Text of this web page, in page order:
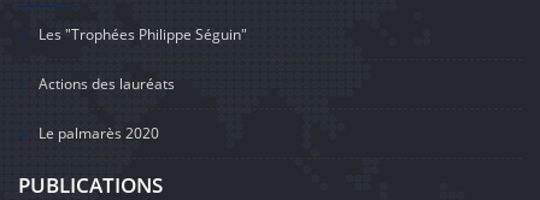
Les "Trophées Philippe Séguin"
Actions des lauréats
Le palmarès 2020
PUBLICATIONS